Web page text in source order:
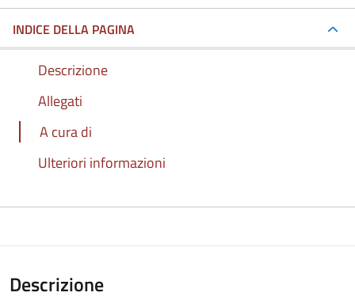
INDICE DELLA PAGINA
Descrizione
Allegati
A cura di
Ulteriori informazioni
Descrizione